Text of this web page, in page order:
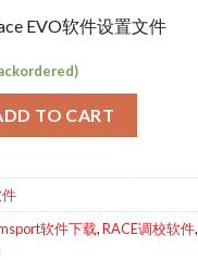
EVO软件设置文件
TO CART
软件下载,RACE调校软件,